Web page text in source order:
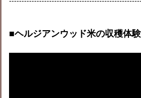
■ヘルジアンウッド米の収穫体